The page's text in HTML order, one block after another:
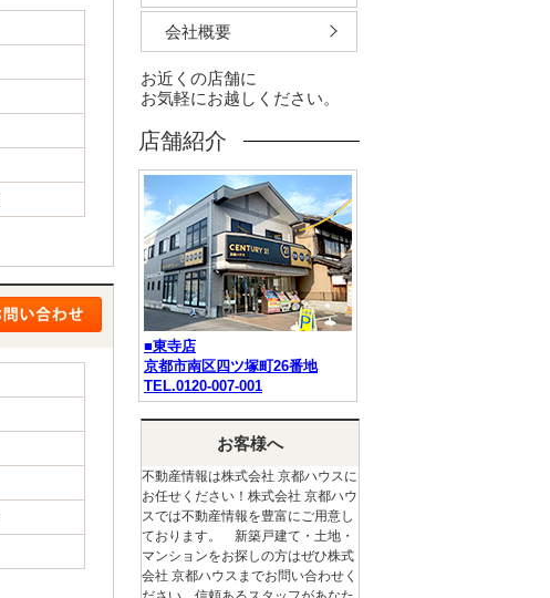
会社概要
お近くの店舗に
お気軽にお越しください。
店舗紹介
■東寺店
京都市南区四ツ塚町26番地
TEL.0120-007-001
お客様へ
不動産情報は株式会社 京都ハウスに
お任せください！株式会社 京都ハウ
スでは不動産情報を豊富にご用意し
ております。 新築戸建て・土地・
マンションをお探しの方はぜひ株式
会社 京都ハウスまでお問い合わせく